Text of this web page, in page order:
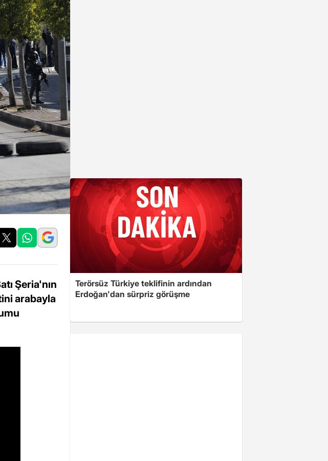
Şeria'nın
arabayla
Terörsüz Türkiye teklifinin ardından
Erdoğan'dan sürpriz görüşme